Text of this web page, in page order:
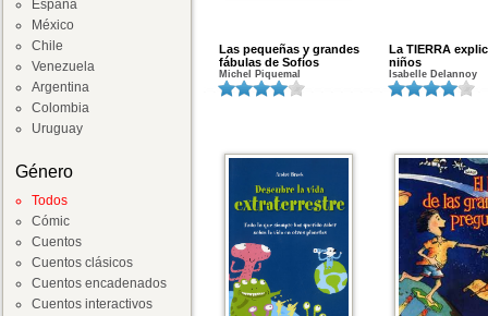
España
México
Chile
Venezuela
Argentina
Colombia
Uruguay
Género
Todos
Cómic
Cuentos
Cuentos clásicos
Cuentos encadenados
Cuentos interactivos
Las pequeñas y grandes
fábulas de Sofíos
Michel Piquemal
La TIERRA
niños
Isabelle Delannoy